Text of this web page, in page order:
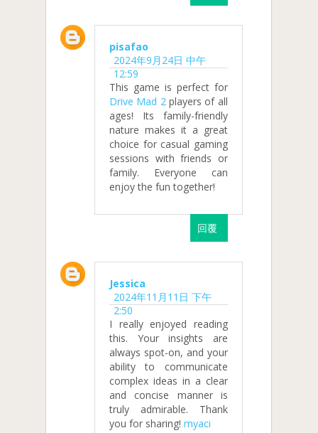
pisafao
2024年9月24日 中午
12:59
This game is perfect for
Drive Mad 2players of all
ages! Its family-friendly
nature makes it a great
choice for casual gaming
sessions with friends or
family. Everyone can
enjoy the fun together!
回覆
Jessica
2024年11月11日 下午
2:50
I really enjoyed reading
this. Your insights are
always spot-on, and your
ability to communicate
complex ideas in a clear
and concise manner is
truly admirable. Thank
you for sharing! myaci